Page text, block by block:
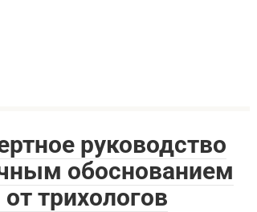
руководство
обоснованием
трихологов